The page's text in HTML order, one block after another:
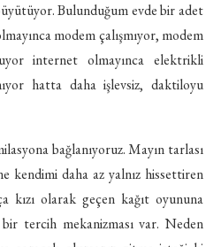
Bulunduğum evde bir adet
modem çalışmıyor, modem
internet olmayınca elektrikli
hatta daha işlevsiz, daktiloyu
bağlanıyoruz. Mayın tarlası
kendimi daha az yalnız hissettiren
kızı olarak geçen kağıt oyununa
tercih mekanizması var. Neden